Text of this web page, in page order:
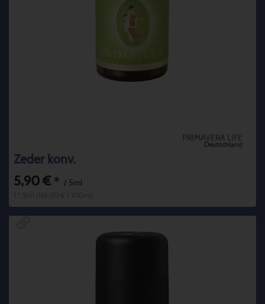
PRIMAVERA LIFE
Deutschland
Zeder konv.
5,90 € * / 5ml